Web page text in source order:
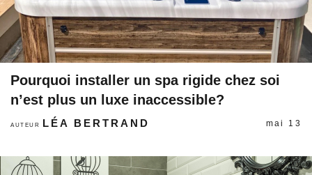
Pourquoi installer un spa rigide chez soi
n’est plus un luxe inaccessible?
AUTEUR LÉA BERTRAND mai 13